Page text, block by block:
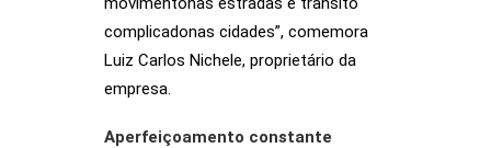
complicadonas cidades”, comemora
Luiz Carlos Nichele, proprietário da
empresa.
Aperfeiçoamento constante